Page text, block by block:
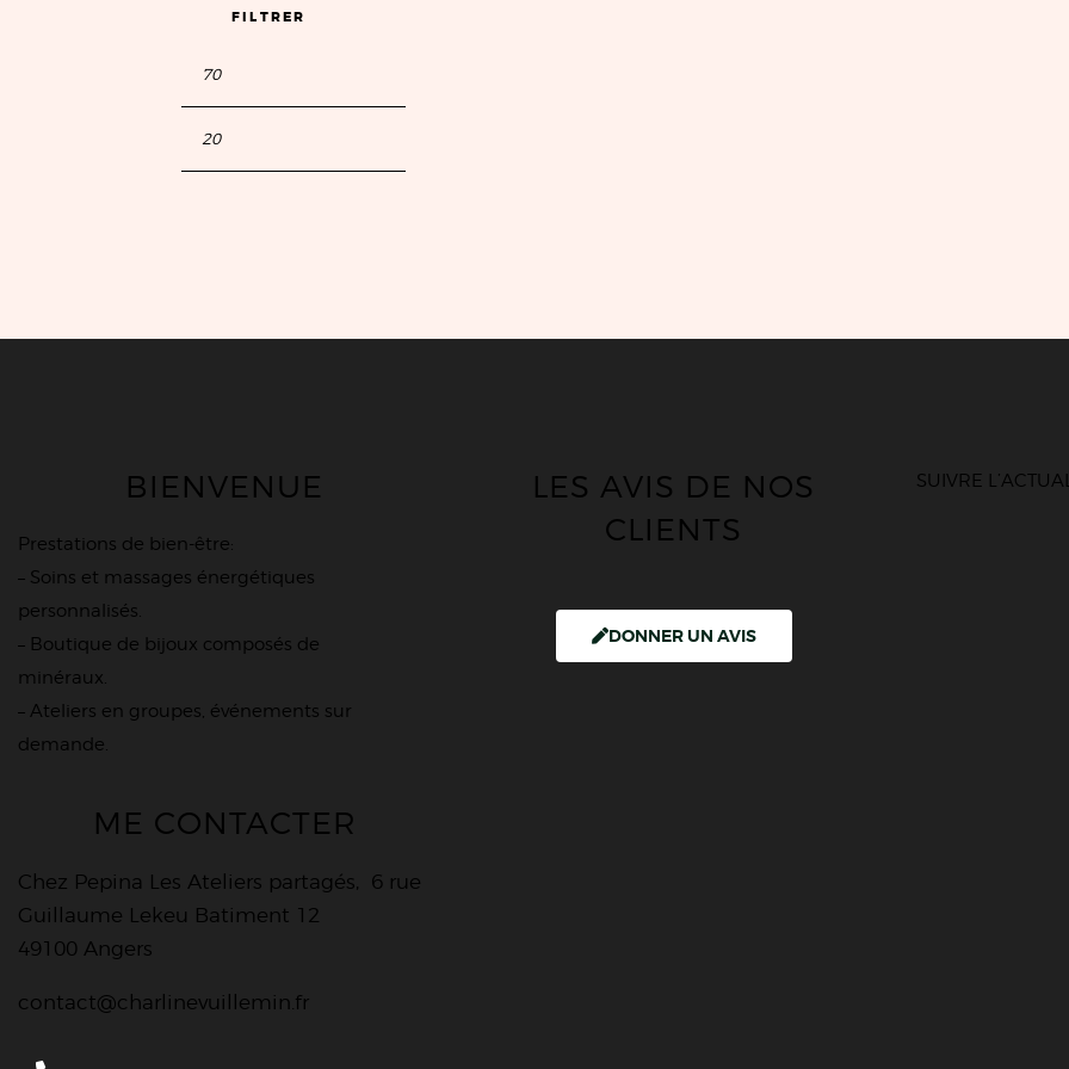
FILTRER
BIENVENUE
Prestations de bien-être:
– Soins et massages énergétiques
personnalisés.
– Boutique de bijoux composés de
minéraux.
– Ateliers en groupes, événements sur
demande.
ME CONTACTER
Chez Pepina Les Ateliers partagés, 6 rue
Guillaume Lekeu Batiment 12
49100 Angers
contact@charlinevuillemin.fr
LES AVIS DE NOS
CLIENTS
DONNER UN AVIS
SUIVRE